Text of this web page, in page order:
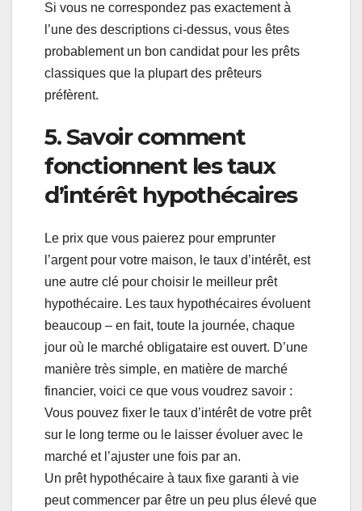
Si vous ne correspondez pas exactement à
l’une des descriptions ci-dessus, vous êtes
probablement un bon candidat pour les prêts
classiques que la plupart des prêteurs
préfèrent.
5. Savoir comment
fonctionnent les taux
d’intérêt hypothécaires
Le prix que vous paierez pour emprunter
l’argent pour votre maison, le taux d’intérêt, est
une autre clé pour choisir le meilleur prêt
hypothécaire. Les taux hypothécaires évoluent
beaucoup – en fait, toute la journée, chaque
jour où le marché obligataire est ouvert. D’une
manière très simple, en matière de marché
financier, voici ce que vous voudrez savoir :
Vous pouvez fixer le taux d’intérêt de votre prêt
sur le long terme ou le laisser évoluer avec le
marché et l’ajuster une fois par an.
Un prêt hypothécaire à taux fixe garanti à vie
peut commencer par être un peu plus élevé que